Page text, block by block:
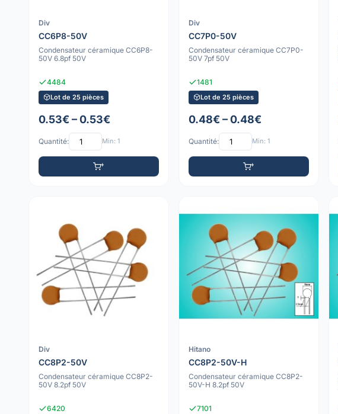
Div
CC6P8-50V
Condensateur céramique CC6P8-
50V 6.8pf 50V
4484
Lot de 25 pièces
0.53€ – 0.53€
Quantité: Min: 1
Div
CC7P0-50V
Condensateur céramique CC7P0-
50V 7pf 50V
1481
Lot de 25 pièces
0.48€ – 0.48€
Quantité: Min: 1
Div
CC8P2-50V
Condensateur céramique CC8P2-
50V 8.2pf 50V
6420
Hitano
CC8P2-50V-H
Condensateur céramique CC8P2-
50V-H 8.2pf 50V
7101